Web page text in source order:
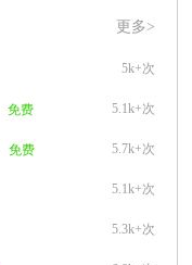
更多>
5k+次
5.1k+次
免费
5.7k+次
免费
5.1k+次
5.3k+次